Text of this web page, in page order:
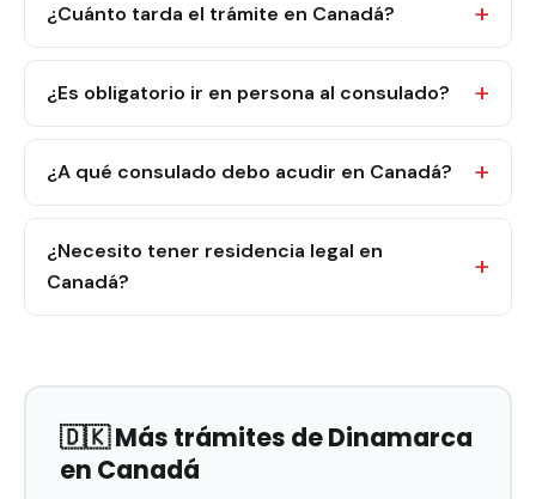
¿Cuánto tarda el trámite en Canadá?
¿Es obligatorio ir en persona al consulado?
¿A qué consulado debo acudir en Canadá?
¿Necesito tener residencia legal en
Canadá?
🇩🇰 Más trámites de Dinamarca
en Canadá